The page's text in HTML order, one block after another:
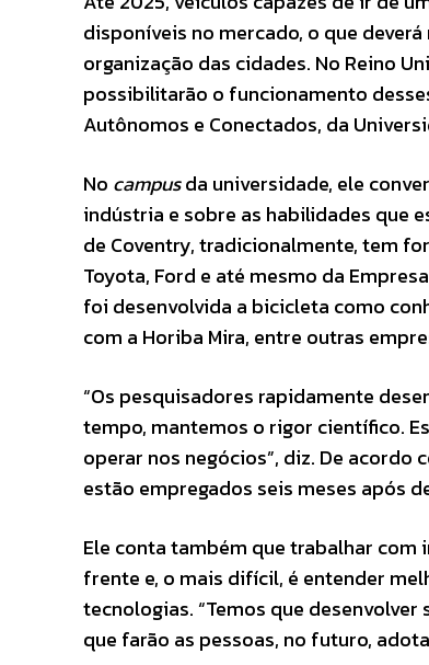
disponíveis no mercado, o que
organização das cidades. No Reino
possibilitarão o funcionamento
Autônomos e Conectados, da
No campusda universidade, ele
indústria e sobre as habilidades que
de Coventry, tradicionalmente, tem
Toyota, Ford e até mesmo da
foi desenvolvida a bicicleta como
com a Horiba Mira, entre outras
“Os pesquisadores rapidamente
tempo, mantemos o rigor científico.
operar nos negócios”, diz. De
estão empregados seis meses após
Ele conta também que trabalhar com
frente e, o mais difícil, é entender
tecnologias. “Temos que
que farão as pessoas, no futuro,